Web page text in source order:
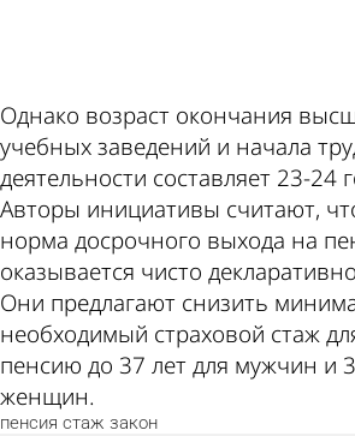
Однако возраст окончания
учебных заведений и начала
деятельности составляет 23-24
Авторы инициативы считают,
норма досрочного выхода на
оказывается чисто
Они предлагают снизить
необходимый страховой стаж
пенсию до 37 лет для мужчин и
женщин.
пенсия стаж закон